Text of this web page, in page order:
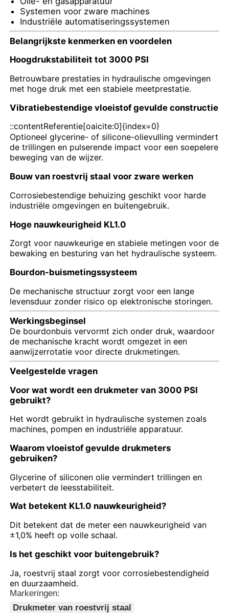
vloeistofgevulde drukmeter
Elektrische contactdrukmeter
Druktestsets
droge drukmeter
Mini-drukmeter
Drukmeter voor nutsvoorzieningen
Glow In The Dark-manometer
Typen drukmeters
Systemen voor zware machines
Industriële automatiseringssystemen
Belangrijkste kenmerken en voordelen
Hoogdrukstabiliteit tot 3000 PSI
Betrouwbare prestaties in hydraulische omgevingen
met hoge druk met een stabiele meetprestatie.
Vibratiebestendige vloeistof gevulde constructie
::contentReferentie[oaicite:0]{index=0}
Optioneel glycerine- of silicone-olievulling vermindert
de trillingen en pulserende impact voor een soepelere
beweging van de wijzer.
Bouw van roestvrij staal voor zware werken
Corrosiebestendige behuizing geschikt voor harde
industriële omgevingen en buitengebruik.
Hoge nauwkeurigheid KL1.0
Zorgt voor nauwkeurige en stabiele metingen voor de
bewaking en besturing van het hydraulische systeem.
Bourdon-buismetingssysteem
De mechanische structuur zorgt voor een lange
levensduur zonder risico op elektronische storingen.
Werkingsbeginsel
De bourdonbuis vervormt zich onder druk, waardoor
de mechanische kracht wordt omgezet in een
aanwijzerrotatie voor directe drukmetingen.
Veelgestelde vragen
Voor wat wordt een drukmeter van 3000 PSI
gebruikt?
Het wordt gebruikt in hydraulische systemen zoals
machines, pompen en industriële apparatuur.
Waarom vloeistof gevulde drukmeters
gebruiken?
Glycerine of siliconen olie vermindert trillingen en
verbetert de leesstabiliteit.
Wat betekent KL1.0 nauwkeurigheid?
Dit betekent dat de meter een nauwkeurigheid van
±1,0% heeft op volle schaal.
Is het geschikt voor buitengebruik?
Ja, roestvrij staal zorgt voor corrosiebestendigheid
en duurzaamheid.
Markeringen:
Drukmeter van roestvrij staal